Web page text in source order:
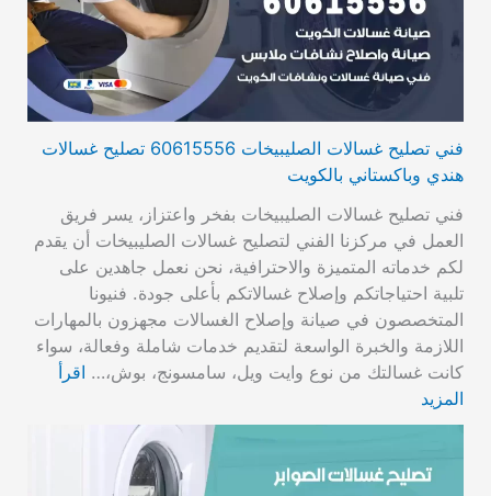
فني تصليح غسالات الصليبيخات 60615556 تصليح غسالات
هندي وباكستاني بالكويت
فني تصليح غسالات الصليبيخات بفخر واعتزاز، يسر فريق
العمل في مركزنا الفني لتصليح غسالات الصليبيخات أن يقدم
لكم خدماته المتميزة والاحترافية، نحن نعمل جاهدين على
تلبية احتياجاتكم وإصلاح غسالاتكم بأعلى جودة. فنيونا
المتخصصون في صيانة وإصلاح الغسالات مجهزون بالمهارات
اللازمة والخبرة الواسعة لتقديم خدمات شاملة وفعالة، سواء
كانت غسالتك من نوع وايت ويل، سامسونج، بوش،… اقرأ
المزيد